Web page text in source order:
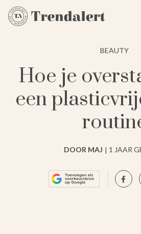
BEAUTY
Hoe je
een
DOOR MAJ 1 JAAR